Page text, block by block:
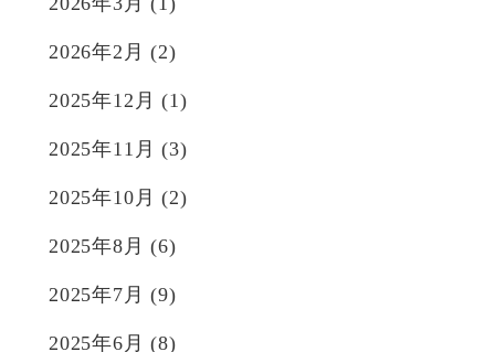
2026年2月 (2)
2025年12月 (1)
2025年11月 (3)
2025年10月 (2)
2025年8月 (6)
2025年7月 (9)
2025年6月 (8)